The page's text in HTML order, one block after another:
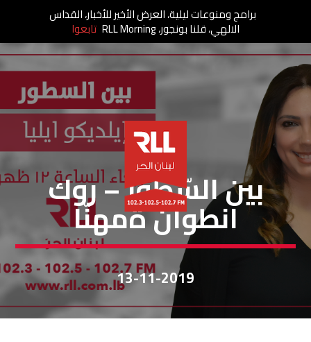
بين السطور
بين السّطور – روك
انطوان ةمهنّا
13-11-2019
برامج ومنوعات ليلية، العرض الأخير للأخبار، القداس
الالهي، قلنا بونجور، RLL Morning تابعوا